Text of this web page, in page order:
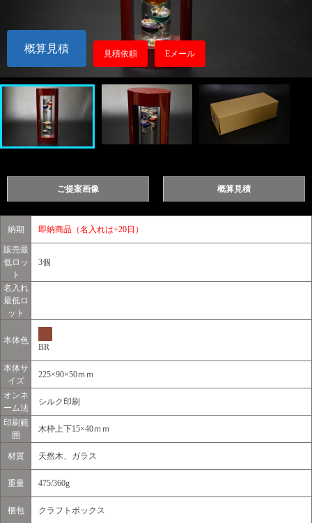
概算見積 見積依頼 Eメール
ご提案画像 概算見積
納期 即納商品（名入れは+20日）
販売最
低ロッ
ト
3個
名入れ
最低ロ
ット
本体色
BR
本体サ
イズ
225×90×50ｍｍ
オンネ
ーム法
シルク印刷
印刷範
囲
木枠上下15×40ｍｍ
材質 天然木、ガラス
重量 475/360g
梱包 クラフトボックス